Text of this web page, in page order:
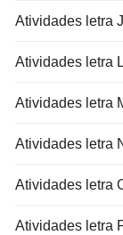
Atividades letra J
Atividades letra L
Atividades letra
Atividades letra
Atividades letra
Atividades letra